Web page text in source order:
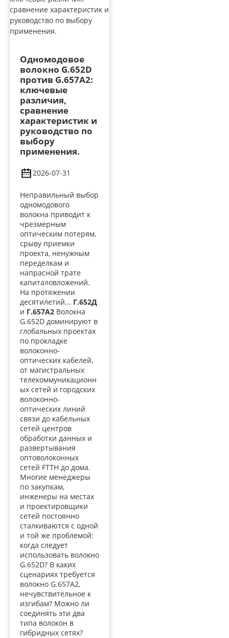
Одномодовое
волокно G.652D
против G.657A2:
ключевые
различия,
сравнение
характеристик и
руководство по
выбору
применения.
2026-07-31
Неправильный выбор
одномодового
волокна приводит к
чрезмерным
оптическим потерям,
срыву приемки
проекта, ненужным
переделкам и
напрасной трате
капиталовложений.
На протяжении
десятилетий... Г.652Д
и Г.657А2Волокна
G.652D доминируют в
глобальных проектах
по прокладке
волоконно-
оптических кабелей,
от магистральных
телекоммуникационн
ых сетей и городских
волоконно-
оптических линий
связи до кабельных
сетей центров
обработки данных и
развертывания
оптоволоконных
сетей FTTH до дома.
Многие менеджеры
по закупкам,
инженеры на местах
и ​​проектировщики
сетей постоянно
сталкиваются с одной
и той же проблемой:
когда следует
использовать волокно
G.652D? В каких
сценариях требуется
волокно G.657A2,
нечувствительное к
изгибам? Можно ли
соединять эти два
типа волокон в
гибридных сетях?